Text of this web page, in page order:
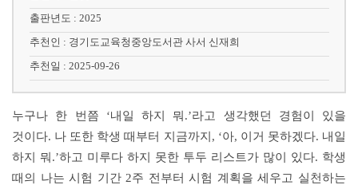
출판년도 : 2025
추천인 : 경기도교육청중앙도서관 사서 신재희
추천일 : 2025-09-26
누구나 한 번쯤 ‘내일 하지 뭐 .’라고 생각했던 경험이 있을
것이다. 나 또한 학생 때부터 지금까지 , ‘아, 이거 못하겠다. 내일
하지 뭐 .’하고 미루다 하지 못한 투두 리스트가 많이 있다. 학생
때의 나는 시험 기간 2주 전부터 시험 계획을 세우고 실천하는